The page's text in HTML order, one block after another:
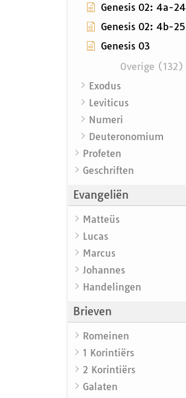
Genesis 02: 4a-24
Genesis 02: 4b-25
Genesis 03
Overige (132)
Exodus
Leviticus
Numeri
Deuteronomium
Profeten
Geschriften
Evangeliën
Matteüs
Lucas
Marcus
Johannes
Handelingen
Brieven
Romeinen
1 Korintiërs
2 Korintiërs
Galaten